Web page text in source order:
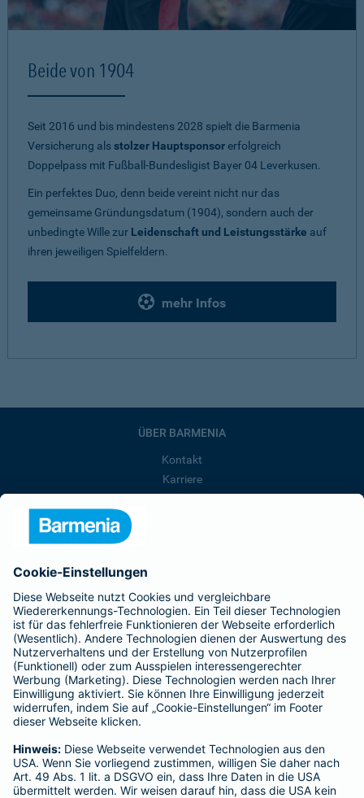
Beide von 1904
Seit 2016 und bis mindestens 2028 spielt die Barmenia
Versicherung alsstolzer Hauptsponsorerfolgreich
Doppelpass mit Fußball-Bundesligist Bayer 04 Leverkusen.
Ein perfektes Duo, denn beide vereint nicht nur das
gemeinsame Gründungsdatum (1904), sondern auch der
unbedingte Wille zur Leidenschaft und Leistungsstärke auf
ihren jeweiligen Spielfeldern.
mehr Infos
ÜBER BARMENIA
Kontakt
Karriere
Barmenia ist Teil der BarmeniaGothaer
BELIEBTE SEITEN
Kranken-Zusatzversicherung
Tierversicherungen
Haftpflichtversicherung
Hausratversicherung
Adresse ändern
Schaden melden